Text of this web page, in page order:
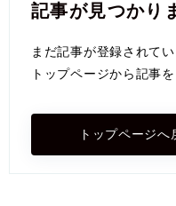
記事が見つかり
まだ記事が登録されてい
トップページから記事
トップページへ